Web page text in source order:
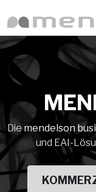
Diemendelson
und EAI-